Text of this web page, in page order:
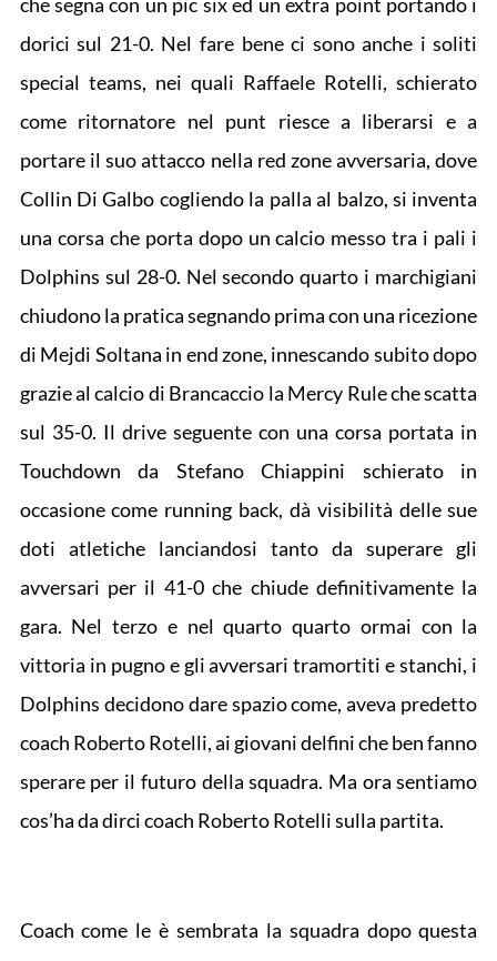
che segna con un pic six ed un extra point portando i
dorici sul 21-0. Nel fare bene ci sono anche i soliti
special teams, nei quali Raffaele Rotelli, schierato
come ritornatore nel punt riesce a liberarsi e a
portare il suo attacco nella red zone avversaria, dove
Collin Di Galbo cogliendo la palla al balzo, si inventa
una corsa che porta dopo un calcio messo tra i pali i
Dolphins sul 28-0. Nel secondo quarto i marchigiani
chiudono la pratica segnando prima con una ricezione
di Mejdi Soltana in end zone, innescando subito dopo
grazie al calcio di Brancaccio la Mercy Rule che scatta
sul 35-0. Il drive seguente con una corsa portata in
Touchdown da Stefano Chiappini schierato in
occasione come running back, dà visibilità delle sue
doti atletiche lanciandosi tanto da superare gli
avversari per il 41-0 che chiude definitivamente la
gara. Nel terzo e nel quarto quarto ormai con la
vittoria in pugno e gli avversari tramortiti e stanchi, i
Dolphins decidono dare spazio come, aveva predetto
coach Roberto Rotelli, ai giovani delfini che ben fanno
sperare per il futuro della squadra. Ma ora sentiamo
cos’ha da dirci coach Roberto Rotelli sulla partita.
Coach come le è sembrata la squadra dopo questa